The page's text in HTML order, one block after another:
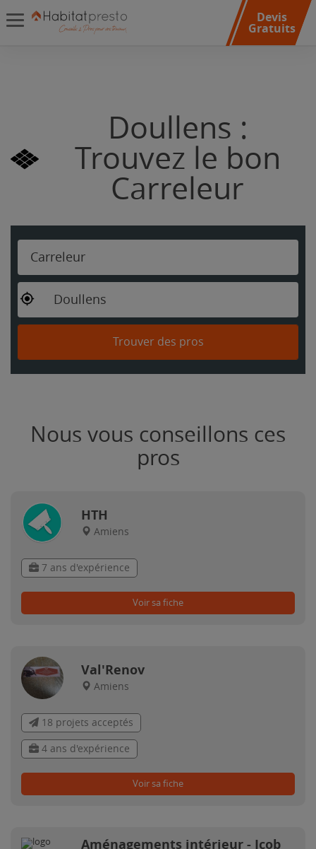
Devis
Gratuits
Doullens :
Trouvez le bon
Carreleur
Carreleur
Doullens
Trouver des pros
Nous vous conseillons ces
pros
HTH
Amiens
7 ans d'expérience
Voir sa fiche
Val'Renov
Amiens
18 projets acceptés
4 ans d'expérience
Voir sa fiche
Aménagements intérieur - Jcob